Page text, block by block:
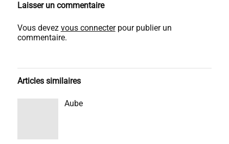
Laisser un commentaire
Vous devez vous connecterpour publier un
commentaire.
Articles similaires
Aube